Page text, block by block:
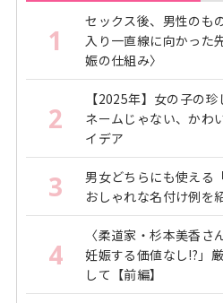
1
セックス後、男性のも
入り一直線に向かった
娠の仕組み〉
2
【2025年】女の子の
ネームじゃない、かわ
イデア
3
男女どちらにも使える
おしゃれな名付け例を
4
〈柔道家・杉本美香
妊娠する価値なし!?」
して【前編】